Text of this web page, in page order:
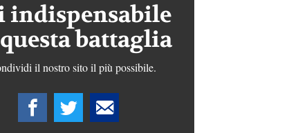
indispensabile
battaglia
il nostro sito il più possibile.